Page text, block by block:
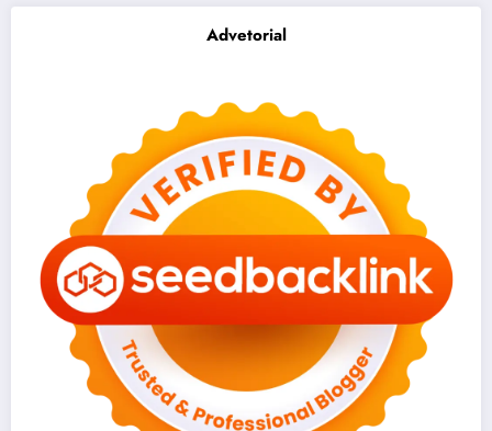
Advetorial